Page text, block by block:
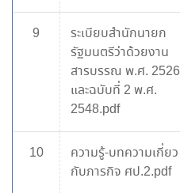
9
ระเบียบสำนักนายก
รัฐมนตรีว่าด้วยงาน
สารบรรณ พ.ศ. 2526
และฉบับที่ 2 พ.ศ.
2548.pdf
10
ความรู้-บทความเกี่ยว
กับภารกิจ ศป.2.pdf